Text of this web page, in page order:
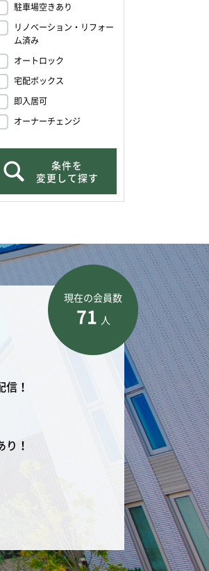
駐車場空きあり
リノベーション・リフォー
ム済み
オートロック
宅配ボックス
即入居可
オーナーチェンジ
条件を
変更して探す
現在の会員数
71 人
！
！